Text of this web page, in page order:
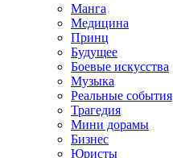
Манга
Медицина
Принц
Будущее
Боевые искусства
Музыка
Реальные события
Трагедия
Мини дорамы
Бизнес
Юристы